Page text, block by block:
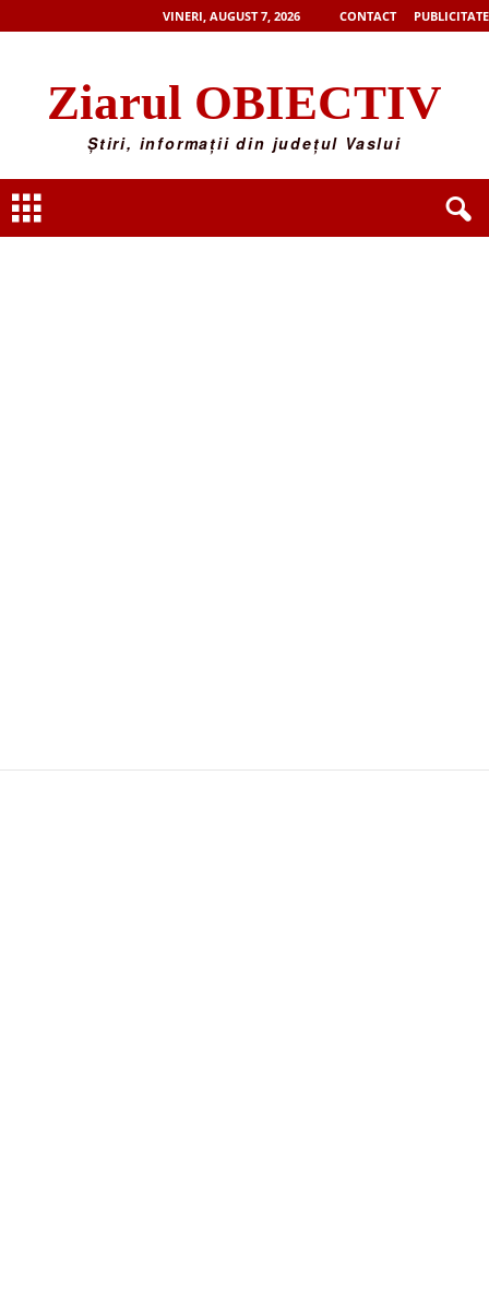
VINERI, AUGUST 7, 2026 CONTACT PUBLICITATE
Ziarul OBIECTIV
Știri, informații din județul Vaslui